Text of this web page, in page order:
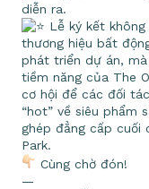
diễn ra.
Lễ ký kết
thương hiệu bất
phát triển dự án,
tiềm năng của The
cơ hội để các đối
“hot” về siêu phẩm
ghép đẳng cấp cuối
Park.
Cùng chờ đón!
—